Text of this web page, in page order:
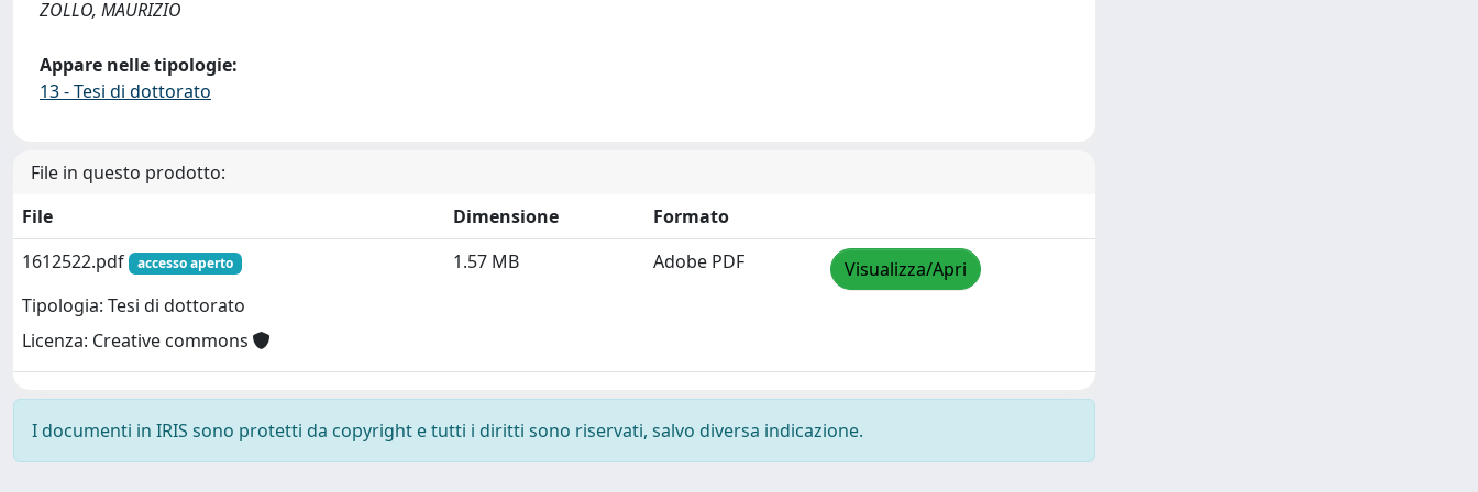
ZOLLO, MAURIZIO
Appare nelle tipologie:
13 - Tesi di dottorato
File in questo prodotto:
File
Dimensione
Formato
1612522.pdf
accesso aperto
Tipologia: Tesi di dottorato
Licenza: Creative commons
1.57 MB Adobe PDF Visualizza/Apri
I documenti in IRIS sono protetti da copyright e tutti i diritti sono riservati, salvo diversa indicazione.